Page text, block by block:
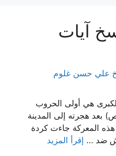
آيات
علي حسن غلوم
176 •بدر الكبرى هي أولى الحروب
بعد هجرته إلى المدينة
هذه المعركة جاءت كردة
ضد …
إقرأ المزيد